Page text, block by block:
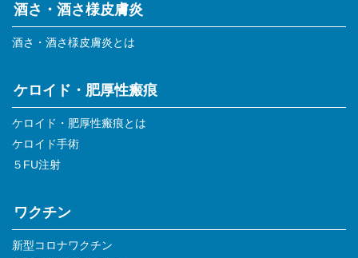
酒さ・酒さ様皮膚炎
酒さ・酒さ様皮膚炎とは
ケロイド・肥厚性瘢痕
ケロイド・肥厚性瘢痕とは
ケロイド手術
５FU注射
ワクチン
新型コロナワクチン